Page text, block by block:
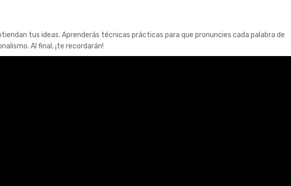
tus ideas. Aprenderás técnicas prácticas para que pronuncies cada palabra de
Al final, ¡te recordarán!